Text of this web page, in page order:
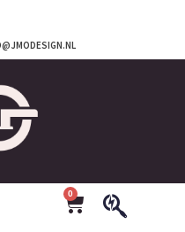
0